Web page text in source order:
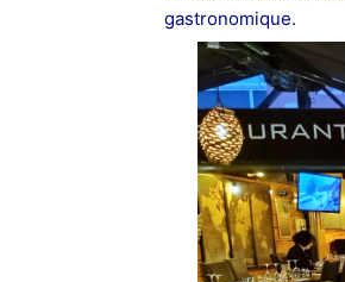
gastronomique.